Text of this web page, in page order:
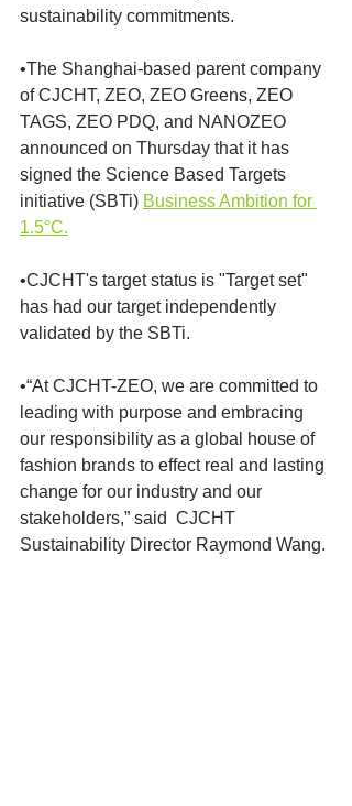
sustainability commitments.
•The Shanghai-based parent company
of CJCHT, ZEO, ZEO Greens, ZEO
TAGS, ZEO PDQ, and NANOZEO
announced on Thursday that it has
signed the Science Based Targets
initiative (SBTi) Business Ambition for
1.5°C.
•CJCHT's target status is "Target set"
has had our target independently
validated by the SBTi.
•“At CJCHT-ZEO, we are committed to
leading with purpose and embracing
our responsibility as a global house of
fashion brands to effect real and lasting
change for our industry and our
stakeholders,” said  CJCHT
Sustainability Director Raymond Wang.